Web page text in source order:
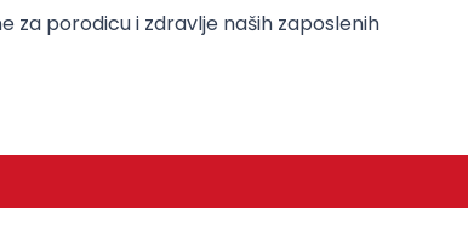
za porodicu i zdravlje naših zaposlenih